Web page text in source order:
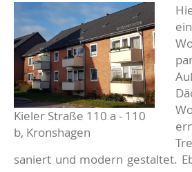
Kieler Straße 110 a - 110
b, Kronshagen
Beschreibung
saniert und modern gestaltet.